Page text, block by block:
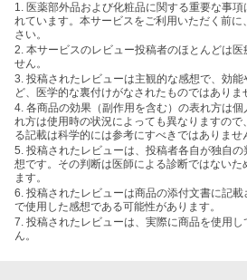
1. 医薬部外品および化粧品に関する重要な事
れています。本サービスをご利用いただく前
さい。
2. 本サービスのレビュー投稿者のほとんどは医
せん。
3. 投稿されたレビューは主観的な感想で、効
ど、医学的な裏付けがなされたものではありま
4. 各商品の効果（副作用を含む）の表れ方は
れ方は使用時の状況によっても異なりますの
る記載は科学的には参考にすべきではありませ
5. 投稿されたレビューは、投稿者各自が独自
想です。その判断は医師による診断ではないた
ます。
6. 投稿されたレビューは商品の添付文書に記
で使用した感想である可能性があります。
7. 投稿されたレビューは、実際に商品を使用
ん。